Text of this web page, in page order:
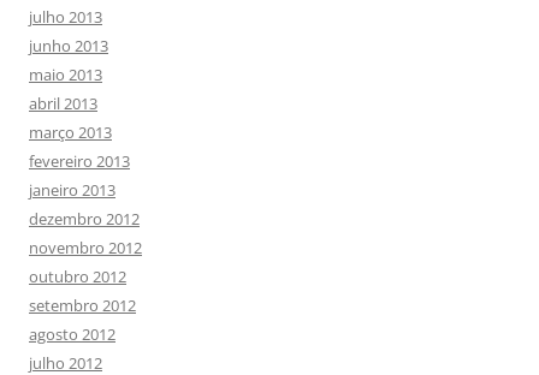
julho 2013
junho 2013
maio 2013
abril 2013
março 2013
fevereiro 2013
janeiro 2013
dezembro 2012
novembro 2012
outubro 2012
setembro 2012
agosto 2012
julho 2012